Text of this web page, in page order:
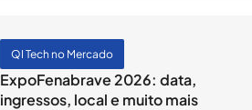
QI Tech no Mercado
ExpoFenabrave 2026: data,
ingressos, local e muito mais